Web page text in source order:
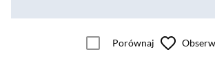
Porównaj